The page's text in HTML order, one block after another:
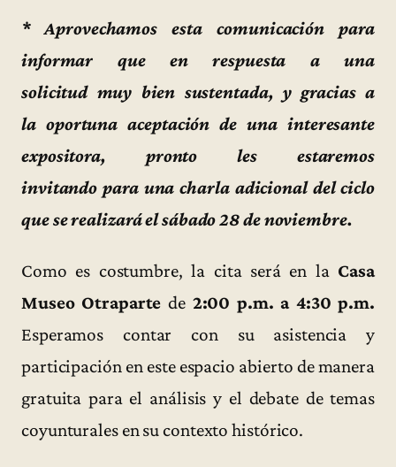
* Aprovechamos esta comunicación para
informar que en respuesta a una
solicitud muy bien sustentada, y gracias a
la oportuna aceptación de una interesante
expositora, pronto les estaremos
invitando para una charla adicional del ciclo
que se realizará el sábado 28 de noviembre.
Como es costumbre, la cita será en la Casa
Museo Otraparte de 2:00 p.m. a 4:30 p.m.
Esperamos contar con su asistencia y
participación en este espacio abierto de manera
gratuita para el análisis y el debate de temas
coyunturales en su contexto histórico.